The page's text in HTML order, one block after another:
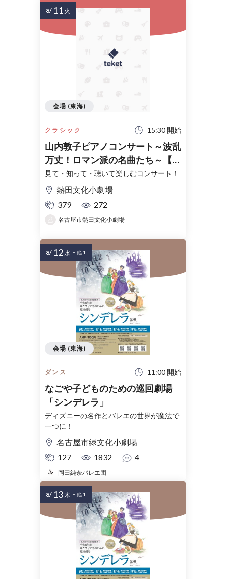
クラシック 15:30 開始
山内敦子ピアノコンサート～波乱
万丈！ロマン派の名曲たち～【ピ
アノ工房関連企画】
見て・知って・聴いて楽しむコンサート！
熱田文化小劇場
379
272
名古屋市熱田文化小劇場
会場 (東海)
8/ 11 火
ダンス 11:00 開始
なごや子どものための巡回劇場
「シンデレラ」
ディズニーの名作とバレエの世界が魔法で
一つに！
名古屋市緑文化小劇場
127
1832 4
岡田純奈バレエ団
会場 (東海)
8/ 12水 + 他 1
8/ 13木 + 他 1